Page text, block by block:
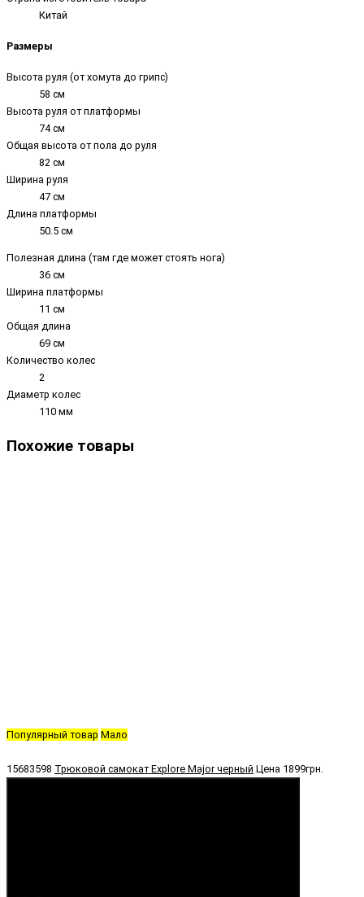
Китай
Размеры
Высота руля (от хомута до грипс)
58 см
Высота руля от платформы
74 см
Общая высота от пола до руля
82 см
Ширина руля
47 см
Длина платформы
50.5 см
Полезная длина (там где может стоять нога)
36 см
Ширина платформы
11 см
Общая длина
69 см
Количество колес
2
Диаметр колес
110 мм
Похожие товары
Популярный товар Мало
15683598 Трюковой самокат Explore Major черный Цена 1899грн.